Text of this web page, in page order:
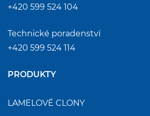
+420 599 524 104
Technické poradenství
+420 599 524 114
PRODUKTY
LAMELOVÉ CLONY